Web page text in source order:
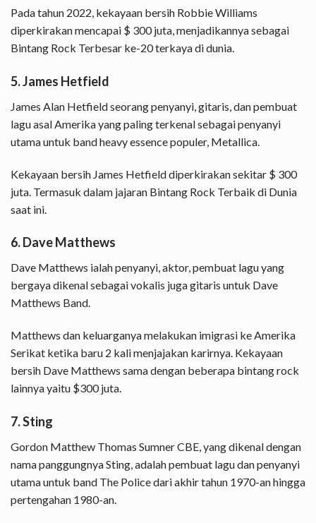
Pada tahun 2022, kekayaan bersih Robbie Williams
diperkirakan mencapai $ 300 juta, menjadikannya sebagai
Bintang Rock Terbesar ke-20 terkaya di dunia.
5. James Hetfield
James Alan Hetfield seorang penyanyi, gitaris, dan pembuat
lagu asal Amerika yang paling terkenal sebagai penyanyi
utama untuk band heavy essence populer, Metallica.
Kekayaan bersih James Hetfield diperkirakan sekitar $ 300
juta. Termasuk dalam jajaran Bintang Rock Terbaik di Dunia
saat ini.
6. Dave Matthews
Dave Matthews ialah penyanyi, aktor, pembuat lagu yang
bergaya dikenal sebagai vokalis juga gitaris untuk Dave
Matthews Band.
Matthews dan keluarganya melakukan imigrasi ke Amerika
Serikat ketika baru 2 kali menjajakan karirnya. Kekayaan
bersih Dave Matthews sama dengan beberapa bintang rock
lainnya yaitu $300 juta.
7. Sting
Gordon Matthew Thomas Sumner CBE, yang dikenal dengan
nama panggungnya Sting, adalah pembuat lagu dan penyanyi
utama untuk band The Police dari akhir tahun 1970-an hingga
pertengahan 1980-an.